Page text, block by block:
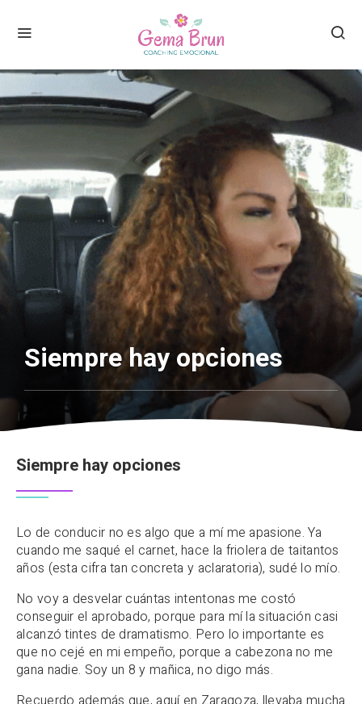
Siempre hay opciones
Siempre hay opciones
Lo de conducir no es algo que a mí me apasione. Ya
cuando me saqué el carnet, hace la friolera de taitantos
años (esta cifra tan concreta y aclaratoria), sudé lo mío.
No voy a desvelar cuántas intentonas me costó
conseguir el aprobado, porque para mí la situación casi
alcanzó tintes de dramatismo. Pero lo importante es
que no cejé en mi empeño, porque a cabezona no me
gana nadie. Soy un 8 y mañica, no digo más.